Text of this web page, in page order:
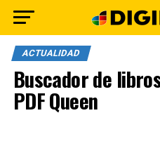
ACTUALIDAD
Buscador de
PDF Queen